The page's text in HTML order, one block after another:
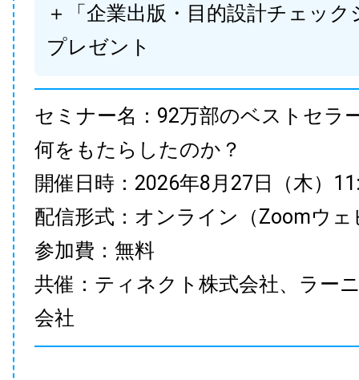
＋「企業出版・目的設計チェック
プレゼント
セミナー名：92万部のベストセラ
何をもたらしたのか？
開催日時：2026年8月27日（木）
配信形式：オンライン（Zoomウェ
参加費：無料
共催：ティネクト株式会社、ラー
会社